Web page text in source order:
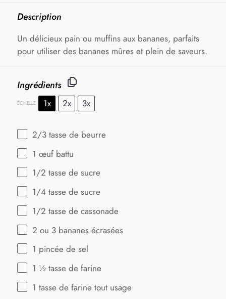
Description
Un délicieux pain ou muffins aux bananes, parfaits
pour utiliser des bananes mûres et plein de saveurs.
Ingrédients
ÉCHELLE 1x 2x 3x
2/3 tasse de beurre
1 œuf battu
1/2 tasse de sucre
1/4 tasse de sucre
1/2 tasse de cassonade
2 ou 3 bananes écrasées
1 pincée de sel
1 ½ tasse de farine
1 tasse de farine tout usage